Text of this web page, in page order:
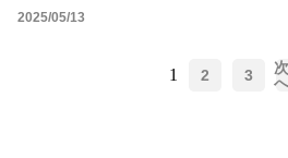
2025/05/13
1 2 3
次
へ